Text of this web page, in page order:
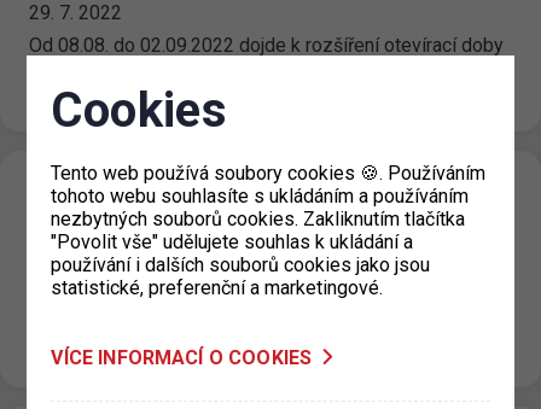
29. 7. 2022
Od 08.08. do 02.09.2022 dojde k rozšíření otevírací doby
historické Nuselské radnice, Táborská…
Dočasné uzavření výdejny KC Vozovna pro
Prahu 3
19. 7. 2022
Upozorňujeme, že KC Vozovna, Za Žižkovskou vozovnou
od 18.7. do 5.8.2022 dočasně uzavřeno. Pro…
Cookies
Tento web používá soubory cookies 🍪. Používáním
tohoto webu souhlasíte s ukládáním a používáním
nezbytných souborů cookies. Zakliknutím tlačítka
"Povolit vše" udělujete souhlas k ukládání a
používání i dalších souborů cookies jako jsou
statistické, preferenční a marketingové.
VÍCE INFORMACÍ O COOKIES